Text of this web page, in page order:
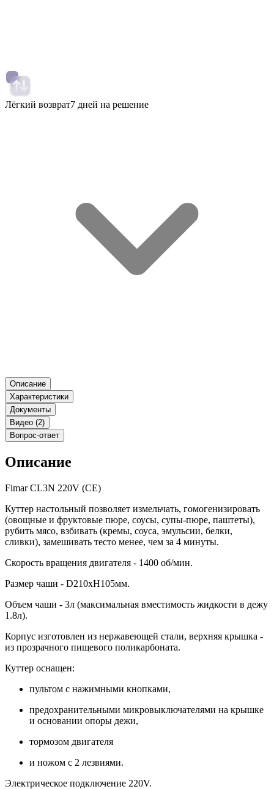
Лёгкий возврат7 дней на решение
Описание
Характеристики
Документы
Видео (2)
Вопрос-ответ
Описание
Fimar CL3N 220V (CE)
Куттер настольный позволяет измельчать, гомогенизировать
(овощные и фруктовые пюре, соусы, супы-пюре, паштеты),
рубить мясо, взбивать (кремы, соуса, эмульсии, белки,
сливки), замешивать тесто менее, чем за 4 минуты.
Скорость вращения двигателя - 1400 об/мин.
Размер чаши - D210хH105мм.
Объем чаши - 3л (максимальная вместимость жидкости в дежу
1.8л).
Корпус изготовлен из нержавеющей стали, верхняя крышка -
из прозрачного пищевого поликарбоната.
Куттер оснащен:
пультом с нажимными кнопками,
предохранительными микровыключателями на крышке
и основании опоры дежи,
тормозом двигателя
и ножом с 2 лезвиями.
Электрическое подключение 220V.